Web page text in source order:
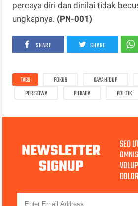
percaya diri dan dinilai tidak
ungkapnya. (PN-001)
SHARE SHARE
TAGS FOKUS GAYA HIDUP
PERISTIWA
PILKADA POLITIK
NEWSLETTER
SIGNUP
SED